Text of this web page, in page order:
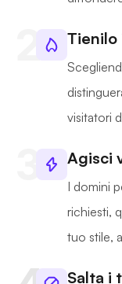
Tienilo
visitatori
Agisci
I domini
richiesti,
tuo stile,
Salta i